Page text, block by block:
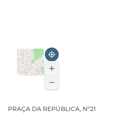
PRAÇA DA REPÚBLICA, Nº21